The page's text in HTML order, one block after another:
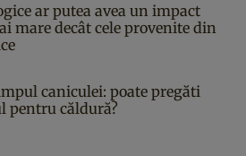
ar putea avea un impact
mare decât cele provenite din
caniculei: poate pregăti
pentru căldură?